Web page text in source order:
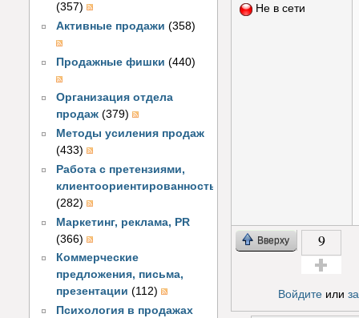
(357)
Активные продажи (358)
Продажные фишки (440)
Организация отдела
продаж (379)
Методы усиления продаж
(433)
Работа с претензиями,
клиентоориентированность
(282)
Маркетинг, реклама, PR
(366)
Коммерческие
предложения, письма,
презентации (112)
Психология в продажах
Не в сети
Вверху 9
Войдитеили